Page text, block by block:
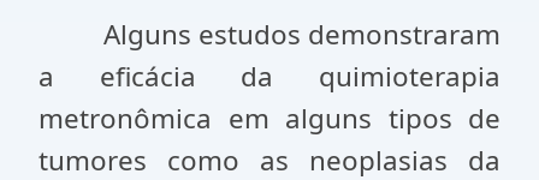
Alguns estudos demonstraram
a eficácia da quimioterapia
metronômica em alguns tipos de
tumores como as neoplasias da